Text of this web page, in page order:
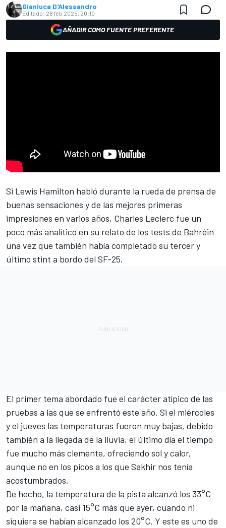
Gianluca D'Alessandro
Editado: 28 feb 2025, 20:10
AÑADIR COMO FUENTE PREFERENTE
Si Lewis Hamilton habló durante la rueda de prensa de
buenas sensaciones y de las mejores primeras
impresiones en varios años, Charles Leclerc fue un
poco más analítico en su relato de los tests de Bahréin
una vez que también había completado su tercer y
último stint a bordo del SF-25.
El primer tema abordado fue el carácter atípico de las
pruebas a las que se enfrentó este año. Si el miércoles
y el jueves las temperaturas fueron muy bajas, debido
también a la llegada de la lluvia, el último día el tiempo
fue mucho más clemente, ofreciendo sol y calor,
aunque no en los picos a los que Sakhir nos tenía
acostumbrados.
De hecho, la temperatura de la pista alcanzó los 33°C
por la mañana, casi 15°C más que ayer, cuando ni
siquiera se habían alcanzado los 20°C. Y este es uno de